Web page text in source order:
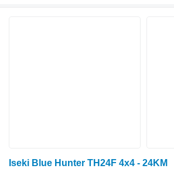
Iseki Blue Hunter TH24F 4x4 - 24KM